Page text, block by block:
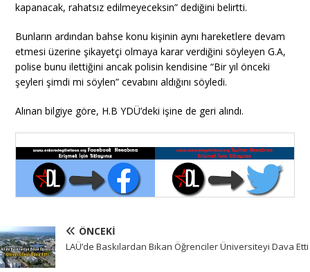
kapanacak, rahatsız edilmeyeceksin” dediğini belirtti.
Bunların ardından bahse konu kişinin aynı hareketlere devam
etmesi üzerine şikayetçi olmaya karar verdiğini söyleyen G.A,
polise bunu ilettiğini ancak polisin kendisine “Bir yıl önceki
şeyleri şimdi mi söylen” cevabını aldığını söyledi.
Alınan bilgiye göre, H.B YDÜ’deki işine de geri alındı.
ÖNCEKI
LAÜ’de Baskılardan Bıkan Öğrenciler Üniversiteyi Dava Etti